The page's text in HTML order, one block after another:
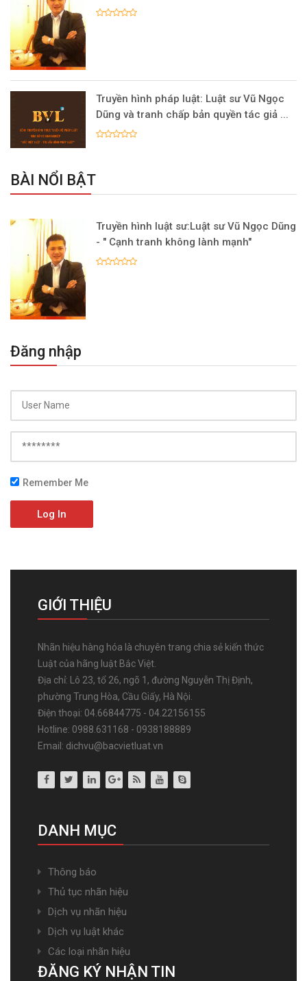
Truyền hình pháp luật: Luật sư Vũ Ngọc
Dũng và tranh chấp bản quyền tác giả ...
BÀI NỔI BẬT
Truyền hình luật sư:Luật sư Vũ Ngọc Dũng
- " Cạnh tranh không lành mạnh"
Đăng nhập
Remember Me
Log In
GIỚI THIỆU
Nhãn hiệu hàng hóa là chuyên trang chia sẻ kiến thức
Luật của hãng luật Bắc Việt.
Địa chỉ: Lô 23, tổ 26, ngõ 1, đường Nguyễn Thị Định,
phường Trung Hòa, Cầu Giấy, Hà Nội.
Điện thoại: 04.66844775 - 04.22156155
Hotline: 0988.631168 - 0938188889
Email: dichvu@bacvietluat.vn
DANH MỤC
Thông báo
Thủ tục nhãn hiệu
Dịch vụ nhãn hiệu
Dịch vụ luật khác
Các loại nhãn hiệu
ĐĂNG KÝ NHẬN TIN